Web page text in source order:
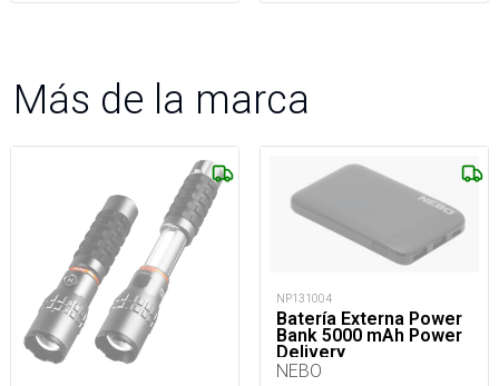
Más de la marca
NP131004
Batería Externa Power
Bank 5000 mAh Power
Delivery
NEBO